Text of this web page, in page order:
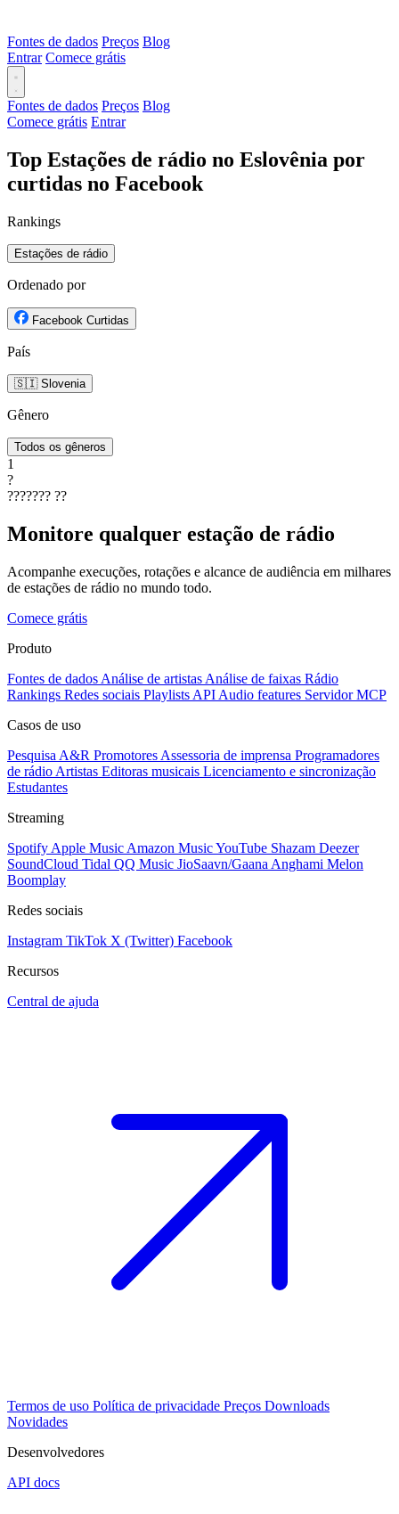
Fontes de dados Preços Blog
Entrar Comece grátis
Fontes de dados Preços Blog
Comece grátis Entrar
Top Estações de rádio no Eslovênia por
curtidas no Facebook
Rankings
Estações de rádio
Ordenado por
Facebook Curtidas
País
🇸🇮 Slovenia
Gênero
Todos os gêneros
1
?
??????? ??
Monitore qualquer estação de rádio
Acompanhe execuções, rotações e alcance de audiência em milhares
de estações de rádio no mundo todo.
Comece grátis
Produto
Fontes de dados Análise de artistas Análise de faixas Rádio
Rankings Redes sociais Playlists API Audio features Servidor MCP
Casos de uso
Pesquisa A&R Promotores Assessoria de imprensa Programadores
de rádio Artistas Editoras musicais Licenciamento e sincronização
Estudantes
Streaming
Spotify Apple Music Amazon MusicYouTube Shazam Deezer
SoundCloud Tidal QQ Music JioSaavn/Gaana Anghami Melon
Boomplay
Redes sociais
Instagram TikTok X (Twitter) Facebook
Recursos
Central de ajuda
Termos de uso Política de privacidade Preços Downloads
Novidades
Desenvolvedores
API docs